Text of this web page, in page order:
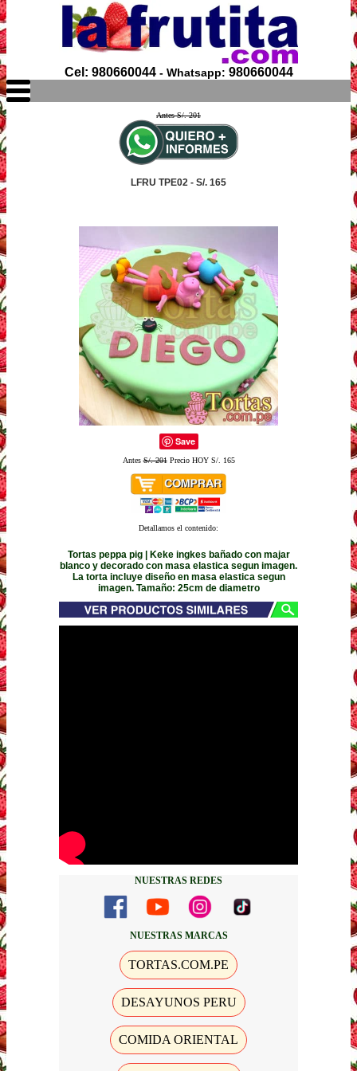
Cel: 980660044- Whatsapp: 980660044
Antes S/. 201
LFRU TPE02 - S/. 165
Save
AntesS/. 201Precio HOY S/. 165
Detallamos el contenido:
Tortas peppa pig | Keke ingkes bañado con majar
blanco y decorado con masa elastica segun imagen.
La torta incluye diseño en masa elastica segun
imagen. Tamaño: 25cm de diametro
NUESTRAS REDES
NUESTRAS MARCAS
TORTAS.COM.PE
DESAYUNOS PERU
COMIDA ORIENTAL